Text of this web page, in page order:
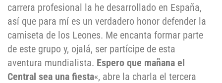
carrera profesional la he desarrollado en España,
así que para mí es un verdadero honor defender la
camiseta de los Leones. Me encanta formar parte
de este grupo y, ojalá, ser partícipe de esta
aventura mundialista. Espero que mañana el
Central sea una fiesta«, abre la charla el tercera